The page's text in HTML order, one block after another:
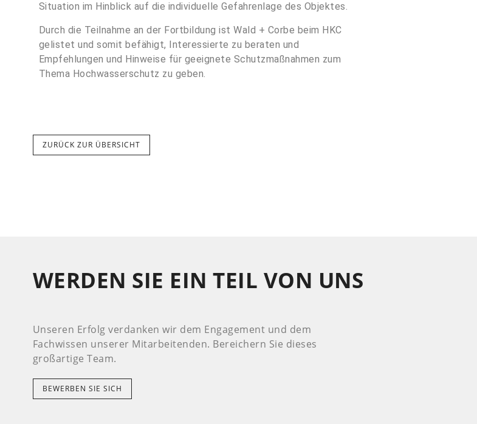
Situation im Hinblick auf die individuelle Gefahrenlage des Objektes.
Durch die Teilnahme an der Fortbildung ist Wald + Corbe beim HKC
gelistet und somit befähigt, Interessierte zu beraten und
Empfehlungen und Hinweise für geeignete Schutzmaßnahmen zum
Thema Hochwasserschutz zu geben.
ZURÜCK ZUR ÜBERSICHT
WERDEN SIE EIN TEIL VON UNS
Unseren Erfolg verdanken wir dem Engagement und dem
Fachwissen unserer Mitarbeitenden. Bereichern Sie dieses
großartige Team.
BEWERBEN SIE SICH